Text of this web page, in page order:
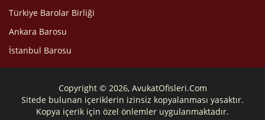
Türkiye Barolar Birliği
Ankara Barosu
İstanbul Barosu
Copyright © 2026, AvukatOfisleri.Com
Sitede bulunan içeriklerin izinsiz kopyalanması yasaktır.
Kopya içerik için özel önlemler uygulanmaktadır.